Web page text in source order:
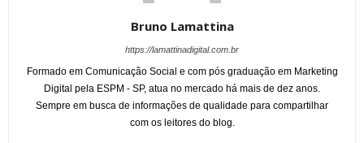
Bruno Lamattina
https://lamattinadigital.com.br
Formado em Comunicação Social e com pós graduação em Marketing
Digital pela ESPM - SP, atua no mercado há mais de dez anos.
Sempre em busca de informações de qualidade para compartilhar
com os leitores do blog.